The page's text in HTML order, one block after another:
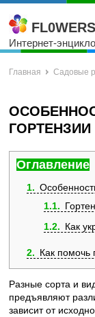
Интернет-
Главная Садовые
Оглавление
1
1.1
1.2
Как
2 Как помочь
Разные сорта и
предъявляют
зависит от